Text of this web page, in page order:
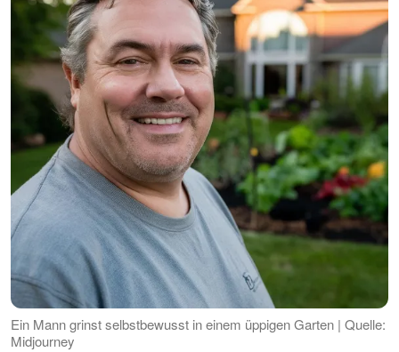
Ein Mann grinst selbstbewusst in einem üppigen Garten | Quelle:
Midjourney